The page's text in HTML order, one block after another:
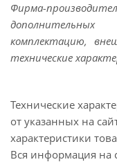
Фирма-
комплектацию,
технические
Технические
от указанных на
характеристики
Вся информация на